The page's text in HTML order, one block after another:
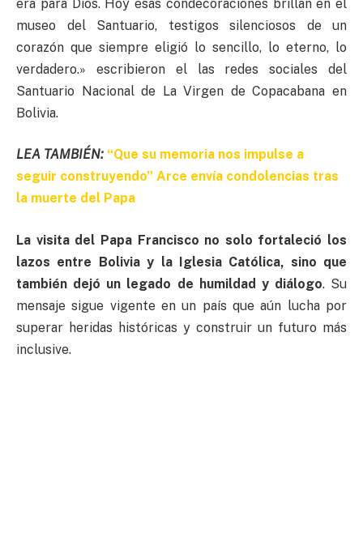
era para Dios. Hoy esas condecoraciones brillan en el
museo del Santuario, testigos silenciosos de un
corazón que siempre eligió lo sencillo, lo eterno, lo
verdadero.» escribieron el las redes sociales del
Santuario Nacional de La Virgen de Copacabana en
Bolivia.
LEA TAMBIÉN: “Que su memoria nos impulse a
seguir construyendo” Arce envía condolencias tras
la muerte del Papa
La visita del Papa Francisco no solo fortaleció los
lazos entre Bolivia y la Iglesia Católica, sino que
también dejó un legado de humildad y diálogo. Su
mensaje sigue vigente en un país que aún lucha por
superar heridas históricas y construir un futuro más
inclusive.